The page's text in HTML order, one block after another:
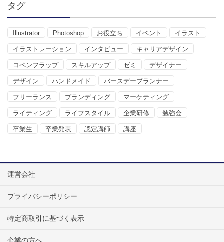
タグ
Illustrator Photoshop お役立ち イベント イラスト
イラストレーション インタビュー キャリアデザイン
コペンフラップ スキルアップ ゼミ デザイナー
デザイン ハンドメイド バースデープランナー
フリーランス ブランディング マーケティング
ライティング ライフスタイル 企業研修 勉強会
卒業生 卒業発表 認定講師 講座
運営会社
プライバシーポリシー
特定商取引に基づく表示
企業の方へ